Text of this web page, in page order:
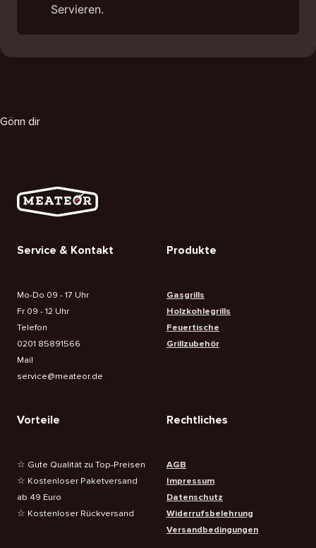
Servieren.
Gönn dir
Service & Kontakt
Mo-Do 09 - 17 Uhr
Fr 09 - 12 Uhr
Telefon
0201 85891566
Mail
service@meateor.de
Produkte
Gasgrills
Holzkohlegrills
Feuertische
Grillzubehör
Vorteile
☆ Gute Qualität zu Top-Preisen
☆ Kostenloser Paketversand
ab 49 Euro
☆ Kostenloser Rückversand
Rechtliches
AGB
Impressum
Datenschutz
Widerrufsbelehrung
Versandbedingungen